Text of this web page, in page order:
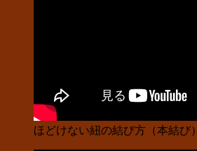
ほどけない紐の結び方（本結び）